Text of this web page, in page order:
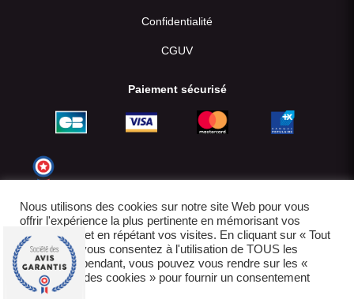
Confidentialité
CGUV
Paiement sécurisé
Nous utilisons des cookies sur notre site Web pour vous
offrir l'expérience la plus pertinente en mémorisant vos
préférences et en répétant vos visites. En cliquant sur « Tout
accepter », vous consentez à l'utilisation de TOUS les
cookies. Cependant, vous pouvez vous rendre sur les «
Paramètres des cookies » pour fournir un consentement
contrôlé.